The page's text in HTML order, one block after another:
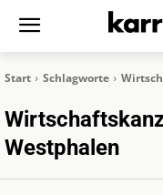
Start Schlagworte
Westphalen